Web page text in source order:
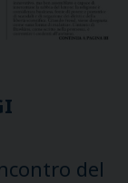
del